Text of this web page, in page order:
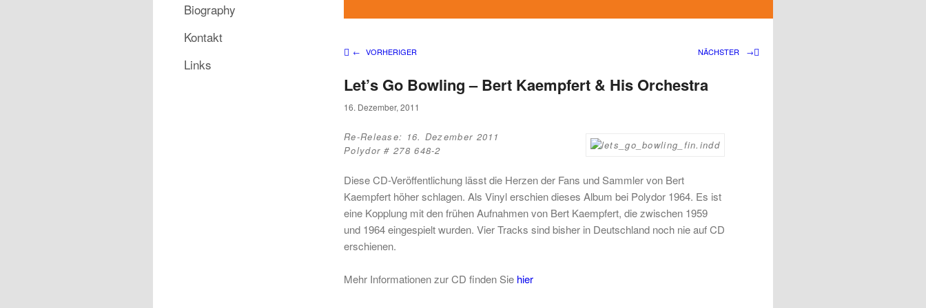
Beitragsnavigation
← VORHERIGER NÄCHSTER →
Let’s Go Bowling – Bert Kaempfert & His Orchestra
16. Dezember, 2011
Re-Release: 16. Dezember 2011
Polydor # 278 648-2
Diese CD-Veröffentlichung lässt die Herzen der Fans und Sammler von Bert
Kaempfert höher schlagen. Als Vinyl erschien dieses Album bei Polydor 1964. Es ist
eine Kopplung mit den frühen Aufnahmen von Bert Kaempfert, die zwischen 1959
und 1964 eingespielt wurden. Vier Tracks sind bisher in Deutschland noch nie auf CD
erschienen.
Mehr Informationen zur CD finden Sie hier
Biography
Kontakt
Links